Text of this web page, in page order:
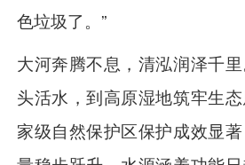
色垃圾了。”
大河奔腾不息，清泓润泽千
头活水，到高原湿地筑牢生
家级自然保护区保护成效显